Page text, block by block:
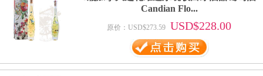
Candian Flo...
原价：USD$273.59 USD$228.00